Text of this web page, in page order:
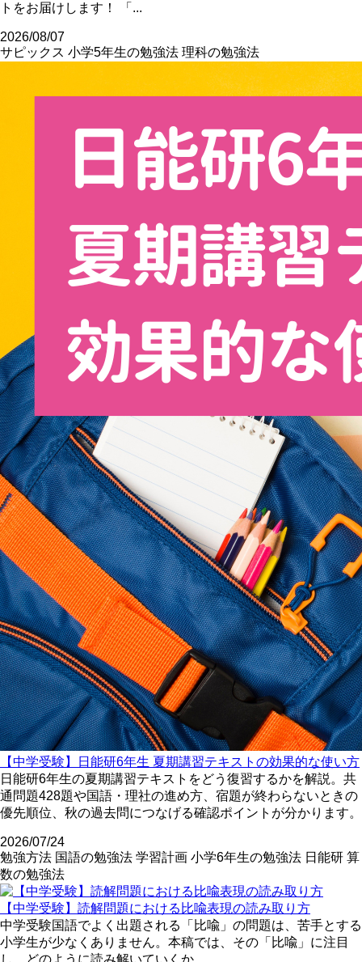
トをお届けします！ 「...
2026/08/07
サピックス 小学5年生の勉強法 理科の勉強法
【中学受験】日能研6年生 夏期講習テキストの効果的な使い方
日能研6年生の夏期講習テキストをどう復習するかを解説。共
通問題428題や国語・理社の進め方、宿題が終わらないときの
優先順位、秋の過去問につなげる確認ポイントが分かります。
2026/07/24
勉強方法 国語の勉強法 学習計画 小学6年生の勉強法 日能研 算
数の勉強法
【中学受験】読解問題における比喩表現の読み取り方
中学受験国語でよく出題される「比喩」の問題は、苦手とする
小学生が少なくありません。本稿では、その「比喩」に注目